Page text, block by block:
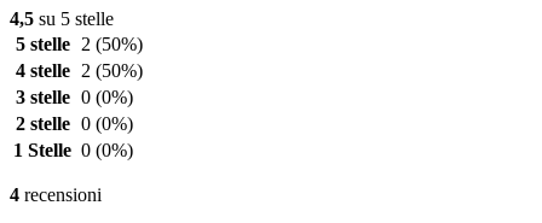
4,5 su 5 stelle
5 stelle
2 (50%)
4 stelle
2 (50%)
3 stelle 0 (0%)
2 stelle 0 (0%)
1 Stelle 0 (0%)
4 recensioni